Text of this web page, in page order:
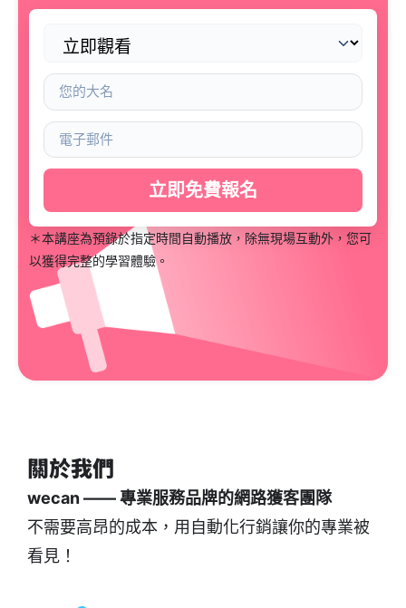
立即免費報名
＊本講座為預錄於指定時間自動播放，除無現場互動外，您可
以獲得完整的學習體驗。
關於我們
wecan —— 專業服務品牌的網路獲客團隊
不需要高昂的成本，用自動化行銷讓你的專業被
看見！